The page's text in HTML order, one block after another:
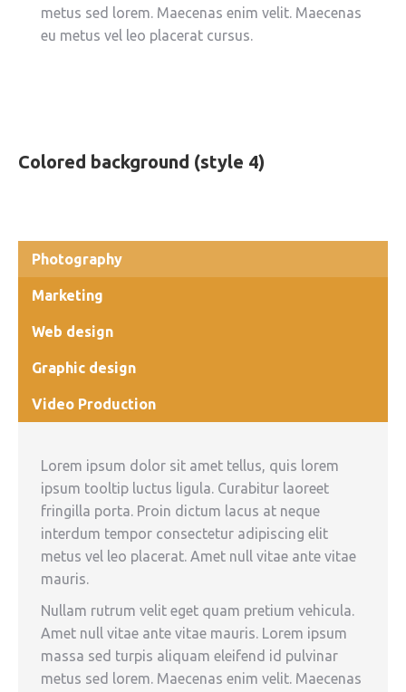
metus sed lorem. Maecenas enim velit. Maecenas
eu metus vel leo placerat cursus.
Colored background (style 4)
Photography
Marketing
Web design
Graphic design
Video Production
Lorem ipsum dolor sit amet tellus, quis lorem
ipsum tooltip luctus ligula. Curabitur laoreet
fringilla porta. Proin dictum lacus at neque
interdum tempor consectetur adipiscing elit
metus vel leo placerat. Amet null vitae ante vitae
mauris.
Nullam rutrum velit eget quam pretium vehicula.
Amet null vitae ante vitae mauris. Lorem ipsum
massa sed turpis aliquam eleifend id pulvinar
metus sed lorem. Maecenas enim velit. Maecenas